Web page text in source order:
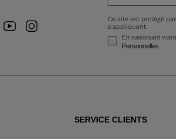
Ce site est protégé
s'appliquent.
En saisissant
Personnelles .
SERVICE CLIENTS